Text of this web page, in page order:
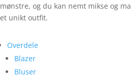
Overdele
Blazer
Bluser
mønstre, og du kan nemt mikse og
et unikt outfit.